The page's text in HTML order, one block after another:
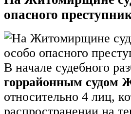
опасного
В начале судебного
горрайонным судом
относительно 4 лиц,